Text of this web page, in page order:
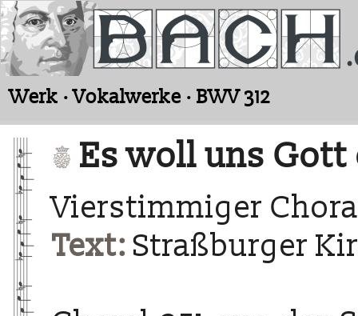
Werk · Vokalwerke · BWV 312
Es woll uns Gott
Vierstimmiger
Text: Straßburger